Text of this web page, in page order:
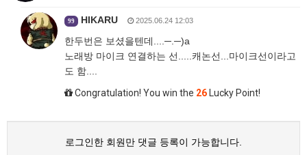
99 HIKARU 2025.06.24 12:03
한두번은 보셨을텐데....─.─)a
노래방 마이크 연결하는 선.....캐논선...마이크선이라고
도 함....
Congratulation! You win the 26 Lucky Point!
로그인한 회원만 댓글 등록이 가능합니다.